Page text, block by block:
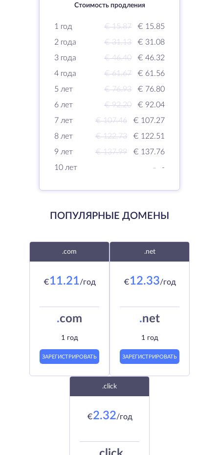
Стоимость продления
1 год € 15.87
€ 15.85
2 года
€ 31.13
€ 31.08
3 года
€ 46.40
€ 46.32
4 года
€ 61.67
€ 61.56
5 лет
€ 76.93
€ 76.80
6 лет
€ 92.20
€ 92.04
7 лет
€ 107.46
€ 107.27
8 лет
€ 122.73
€ 122.51
9 лет
€ 137.99
€ 137.76
10 лет
- -
ПОПУЛЯРНЫЕ ДОМЕНЫ
.com
€11.21/год
.com
1 год
ЗАРЕГИСТРИРОВАТЬ
.net
€12.33/год
.net
1 год
ЗАРЕГИСТРИРОВАТЬ
.click
€2.32/год